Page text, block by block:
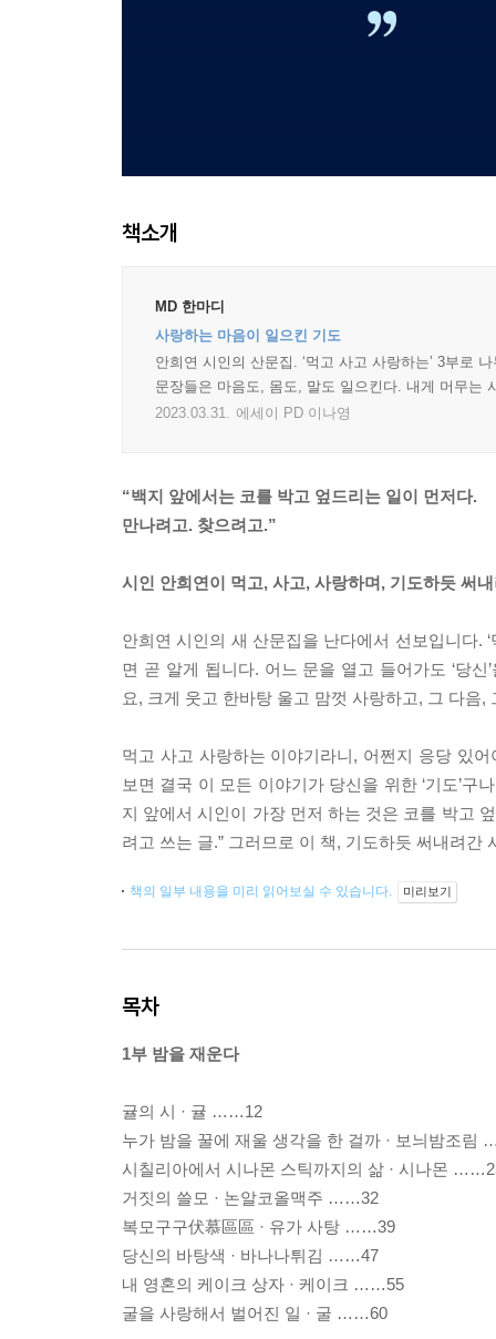
책소개
MD 한마디
사랑하는 마음이 일으킨 기도
안희연 시인의 산문집. ‘먹고 사고 사랑하는’ 3부로
문장들은 마음도, 몸도, 말도 일으킨다. 내게 머무는
2023.03.31. 에세이 PD 이나영
“백지 앞에서는 코를 박고 엎드리는 일이 먼저다.
만나려고. 찾으려고.”
시인 안희연이 먹고, 사고, 사랑하며, 기도하듯 써
안희연 시인의 새 산문집을 난다에서 선보입니다.
면 곧 알게 됩니다. 어느 문을 열고 들어가도 ‘당
요, 크게 웃고 한바탕 울고 맘껏 사랑하고, 그 다음
먹고 사고 사랑하는 이야기라니, 어쩐지 응당 있
보면 결국 이 모든 이야기가 당신을 위한 ‘기도’
지 앞에서 시인이 가장 먼저 하는 것은 코를 박고
려고 쓰는 글.” 그러므로 이 책, 기도하듯 써내려간
책의 일부 내용을 미리 읽어보실 수 있습니다. 미리보기
목차
1부 밤을 재운다
귤의 시 · 귤 ……12
누가 밤을 꿀에 재울 생각을 한 걸까 · 보늬밤조림
시칠리아에서 시나몬 스틱까지의 삶 · 시나몬
거짓의 쓸모 · 논알코올맥주 ……32
복모구구伏慕區區 · 유가 사탕 ……39
당신의 바탕색 · 바나나튀김 ……47
내 영혼의 케이크 상자 · 케이크 ……55
굴을 사랑해서 벌어진 일 · 굴 ……60